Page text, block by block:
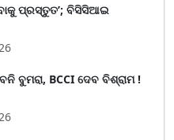
ପ୍ରସ୍ତୁତ’; ବିସିସିଆଇ
ବୁମରା, BCCI ଦେବ ବିଶ୍ରାମ !